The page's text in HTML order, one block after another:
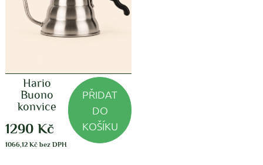
Hario
Buono
konvice
1290 Kč
1066,12 Kčbez DPH
PŘIDAT
DO
KOŠÍKU